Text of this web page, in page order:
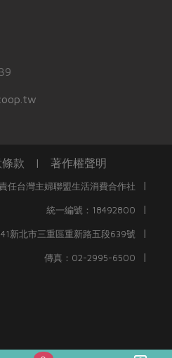
款 | 著作權聲明
任台灣主婦聯盟生活消費合作社 |
統一編號：18492800 |
新北市三重區重新路五段639號 |
傳真：02-2995-6500 |